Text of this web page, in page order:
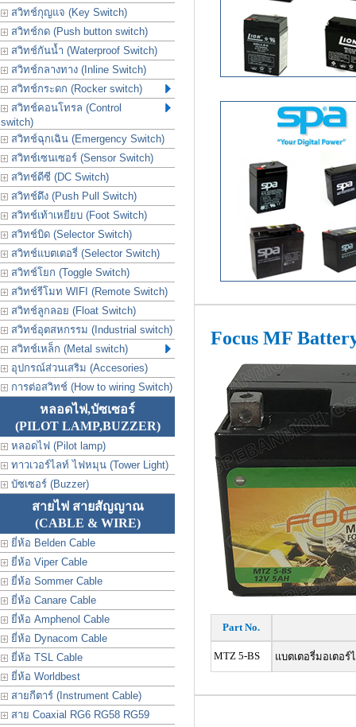
สวิทช์กุญแจ (Key Switch)
สวิทช์กด (Push button switch)
สวิทช์กันน้ำ (Waterproof Switch)
สวิทช์กลางทาง (Inline Switch)
สวิทช์กระดก (Rocker switch)
สวิทช์คอนโทรล (Control
switch)
สวิทช์ฉุกเฉิน (Emergency Switch)
สวิทช์เซนเซอร์ (Sensor Switch)
สวิทช์ดีซี (DC Switch)
สวิทช์ดึง (Push Pull Switch)
สวิทช์เท้าเหยียบ (Foot Switch)
สวิทช์บิด (Selector Switch)
สวิทช์แบตเตอรี่ (Selector Switch)
สวิทช์โยก (Toggle Switch)
สวิทช์รีโมท WIFI (Remote Switch)
สวิทช์ลูกลอย (Float Switch)
สวิทช์อุตสหกรรม (Industrial switch)
สวิทช์เหล็ก (Metal switch)
อุปกรณ์ส่วนเสริม (Accesories)
การต่อสวิทช์ (How to wiring Switch)
หลอดไฟ,บัซเซอร์
(PILOT LAMP,BUZZER)
หลอดไฟ (Pilot lamp)
ทาวเวอร์ไลท์ ไฟหมุน (Tower Light)
บัซเซอร์ (Buzzer)
สายไฟ สายสัญญาณ
(CABLE & WIRE)
ยี่ห้อ Belden Cable
ยี่ห้อ Viper Cable
ยี่ห้อ Sommer Cable
ยี่ห้อ Canare Cable
ยี่ห้อ Amphenol Cable
ยี่ห้อ Dynacom Cable
ยี่ห้อ TSL Cable
ยี่ห้อ Worldbest
สายกีตาร์ (Instrument Cable)
สาย Coaxial RG6 RG58 RG59
Focus MF
Part No.
MTZ 5-BS แบตเตอรี่มอเตอร์